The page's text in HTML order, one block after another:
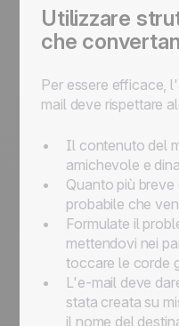
Utilizzare
che
Per essere efficace,
mail deve rispettare
Il contenuto del
amichevole e
Quanto più
probabile che
Formulate il
mettendovi nei
toccare le corde
L'e-mail deve
stata creata su
il nome del